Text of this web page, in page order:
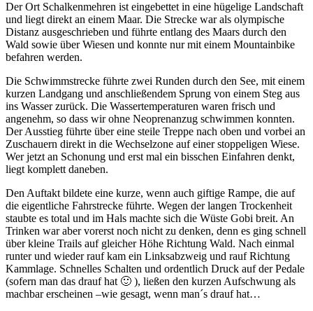
Der Ort Schalkenmehren ist eingebettet in eine hügelige Landschaft
und liegt direkt an einem Maar. Die Strecke war als olympische
Distanz ausgeschrieben und führte entlang des Maars durch den
Wald sowie über Wiesen und konnte nur mit einem Mountainbike
befahren werden.
Die Schwimmstrecke führte zwei Runden durch den See, mit einem
kurzen Landgang und anschließendem Sprung von einem Steg aus
ins Wasser zurück. Die Wassertemperaturen waren frisch und
angenehm, so dass wir ohne Neoprenanzug schwimmen konnten.
Der Ausstieg führte über eine steile Treppe nach oben und vorbei an
Zuschauern direkt in die Wechselzone auf einer stoppeligen Wiese.
Wer jetzt an Schonung und erst mal ein bisschen Einfahren denkt,
liegt komplett daneben.
Den Auftakt bildete eine kurze, wenn auch giftige Rampe, die auf
die eigentliche Fahrstrecke führte. Wegen der langen Trockenheit
staubte es total und im Hals machte sich die Wüste Gobi breit. An
Trinken war aber vorerst noch nicht zu denken, denn es ging schnell
über kleine Trails auf gleicher Höhe Richtung Wald. Nach einmal
runter und wieder rauf kam ein Linksabzweig und rauf Richtung
Kammlage. Schnelles Schalten und ordentlich Druck auf der Pedale
(sofern man das drauf hat 🙂 ), ließen den kurzen Aufschwung als
machbar erscheinen –wie gesagt, wenn man´s drauf hat…